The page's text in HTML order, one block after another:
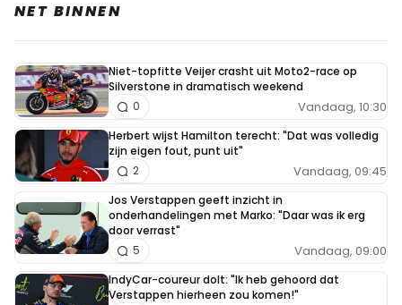
NET BINNEN
Niet-topfitte Veijer crasht uit Moto2-race op
Silverstone in dramatisch weekend
Vandaag, 10:30
0
Herbert wijst Hamilton terecht: "Dat was volledig
zijn eigen fout, punt uit"
Vandaag, 09:45
2
Jos Verstappen geeft inzicht in
onderhandelingen met Marko: "Daar was ik erg
door verrast"
Vandaag, 09:00
5
IndyCar-coureur dolt: "Ik heb gehoord dat
Verstappen hierheen zou komen!"